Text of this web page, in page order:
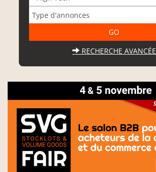
RECHERCHE AVANCÉE